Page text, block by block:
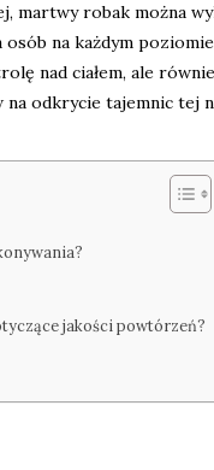
martwy robak można
na każdym poziomie
nad ciałem, ale
odkrycie tajemnic tej
jakości powtórzeń?